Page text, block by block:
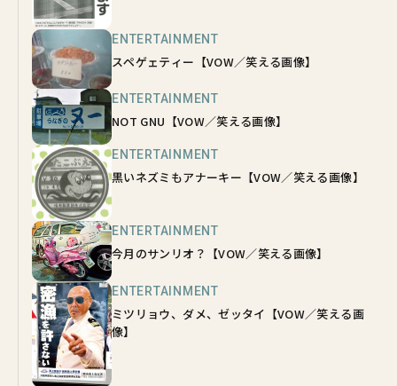
ENTERTAINMENT
スペゲェティー【VOW／笑える画像】
ENTERTAINMENT
NOT GNU【VOW／笑える画像】
ENTERTAINMENT
黒いネズミもアナーキー【VOW／笑える画像】
ENTERTAINMENT
今月のサンリオ？【VOW／笑える画像】
ENTERTAINMENT
ミツリョウ、ダメ、ゼッタイ【VOW／笑える画
像】